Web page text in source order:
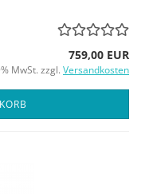
759,00 EUR
MwSt. zzgl. Versandkosten